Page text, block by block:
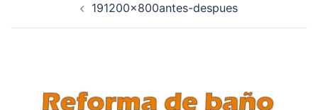
191200x800antes-despues